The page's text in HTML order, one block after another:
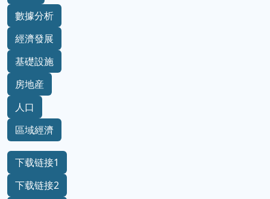
數據分析
經濟發展
基礎設施
房地産
人口
區域經濟
下载链接1
下载链接2